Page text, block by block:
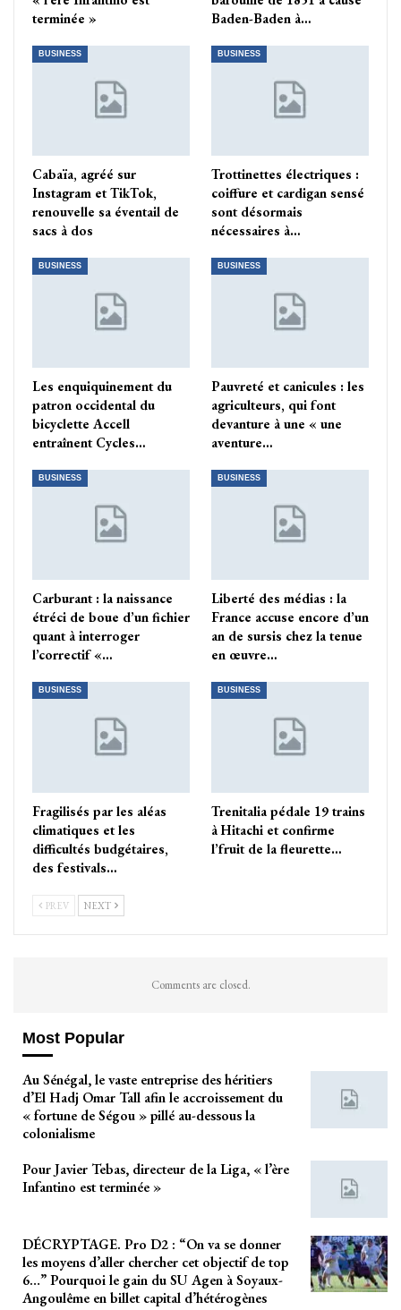
terminée »
Baden-Baden à…
BUSINESS
Cabaïa, agréé sur
Instagram et TikTok,
renouvelle sa éventail de
sacs à dos
BUSINESS
Trottinettes électriques :
coiffure et cardigan sensé
sont désormais
nécessaires à…
BUSINESS
Les enquiquinement du
patron occidental du
bicyclette Accell
entraînent Cycles…
BUSINESS
Pauvreté et canicules : les
agriculteurs, qui font
devanture à une « une
aventure…
BUSINESS
Carburant : la naissance
étréci de boue d’un fichier
quant à interroger
l’correctif «…
BUSINESS
Liberté des médias : la
France accuse encore d’un
an de sursis chez la tenue
en œuvre…
BUSINESS
Fragilisés par les aléas
climatiques et les
difficultés budgétaires,
des festivals…
BUSINESS
Trenitalia pédale 19 trains
à Hitachi et confirme
l’fruit de la fleurette…
PREV NEXT
Comments are closed.
Most Popular
Au Sénégal, le vaste entreprise des héritiers
d’El Hadj Omar Tall afin le accroissement du
« fortune de Ségou » pillé au-dessous la
colonialisme
Pour Javier Tebas, directeur de la Liga, « l’ère
Infantino est terminée »
DÉCRYPTAGE. Pro D2 : “On va se donner
les moyens d’aller chercher cet objectif de top
6…” Pourquoi le gain du SU Agen à Soyaux-
Angoulême en billet capital d’hétérogènes